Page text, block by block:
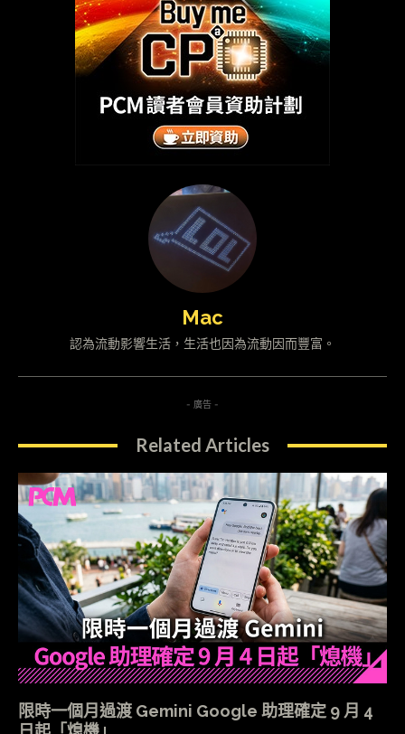
Mac
認為流動影響生活，生活也因為流動因而豐富。
- 廣告 -
Related Articles
限時一個月過渡 Gemini Google 助理確定 9 月 4